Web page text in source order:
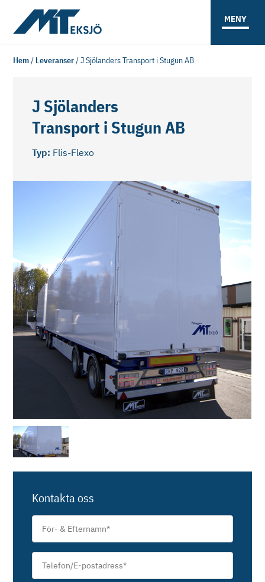
MENY
Hem/ Leveranser/J Sjölanders Transport i Stugun AB
J Sjölanders
Transport i Stugun AB
Typ: Flis-Flexo
Kontakta oss
För-
Efternamn
Telefon/E-
postadress*